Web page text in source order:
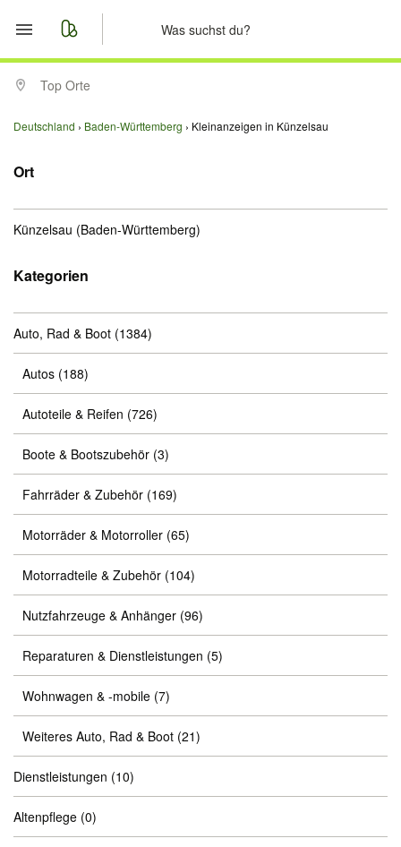
Start
Merkliste
Anzeige aufgeben
Top Orte
Deutschland Baden-Württemberg Kleinanzeigen in Künzelsau
Ort
Künzelsau (Baden-Württemberg)
Kategorien
Auto, Rad & Boot (1384)
Autos (188)
Autoteile & Reifen (726)
Boote & Bootszubehör (3)
Fahrräder & Zubehör (169)
Motorräder & Motorroller (65)
Motorradteile & Zubehör (104)
Nutzfahrzeuge & Anhänger (96)
Reparaturen & Dienstleistungen (5)
Wohnwagen & -mobile (7)
Weiteres Auto, Rad & Boot (21)
Dienstleistungen (10)
Altenpflege (0)